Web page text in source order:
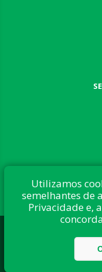
Direitos autorais ©
Utilizamos
semelhantes de
Privacidade e,